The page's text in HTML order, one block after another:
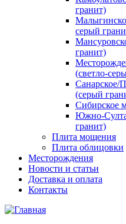
гранит)
серый
гранит)
(светло-
Санарское/
(серый
Сибирское
Южно-
гранит)
Плита мощения
Плита облицовки
Месторождения
Новости и статьи
Доставка и оплата
Контакты